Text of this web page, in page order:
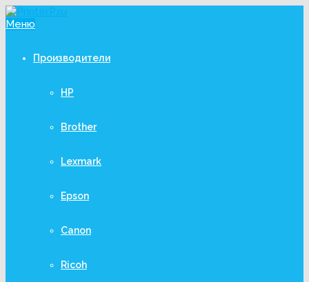
Меню
Производители
HP
Brother
Lexmark
Epson
Canon
Ricoh